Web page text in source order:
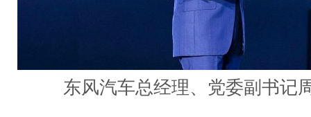
东风汽车总经理、党委副书记